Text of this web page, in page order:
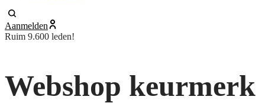
Aanmelden
Ruim 9.600 leden!
Webshop keurmerk